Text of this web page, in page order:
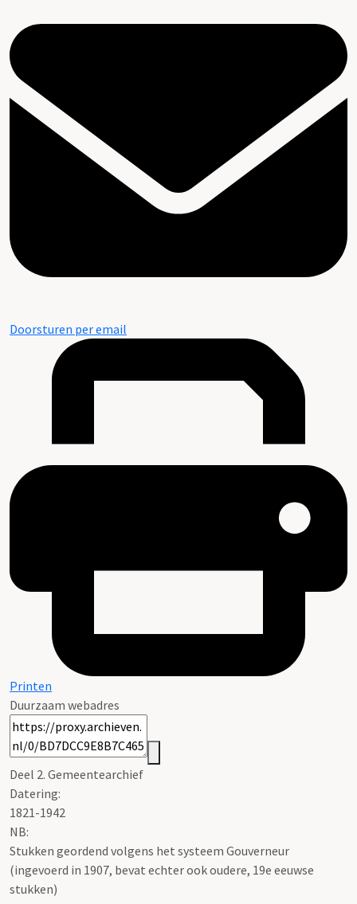
Doorsturen per email
Printen
Duurzaam webadres
Deel 2. Gemeentearchief
Datering:
1821-1942
NB:
Stukken geordend volgens het systeem Gouverneur
(ingevoerd in 1907, bevat echter ook oudere, 19e eeuwse
stukken)